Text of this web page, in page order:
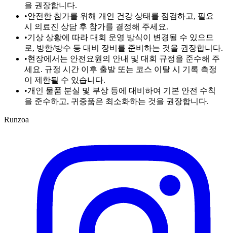
을 권장합니다.
•안전한 참가를 위해 개인 건강 상태를 점검하고, 필요
시 의료진 상담 후 참가를 결정해 주세요.
•기상 상황에 따라 대회 운영 방식이 변경될 수 있으므
로, 방한/방수 등 대비 장비를 준비하는 것을 권장합니다.
•현장에서는 안전요원의 안내 및 대회 규정을 준수해 주
세요. 규정 시간 이후 출발 또는 코스 이탈 시 기록 측정
이 제한될 수 있습니다.
•개인 물품 분실 및 부상 등에 대비하여 기본 안전 수칙
을 준수하고, 귀중품은 최소화하는 것을 권장합니다.
Runzoa